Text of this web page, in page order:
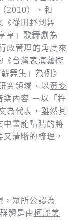
2010），和
《從田野到舞
亨」歌舞劇為
政管理的角度來
《台灣表演藝術
舞集」為例》
究領域，以黃姿
樂內容 －以「杵
為代表，雖然其
中畫龍點睛的將
清晰的梳理，
眾所公認為
體是由柯麗美